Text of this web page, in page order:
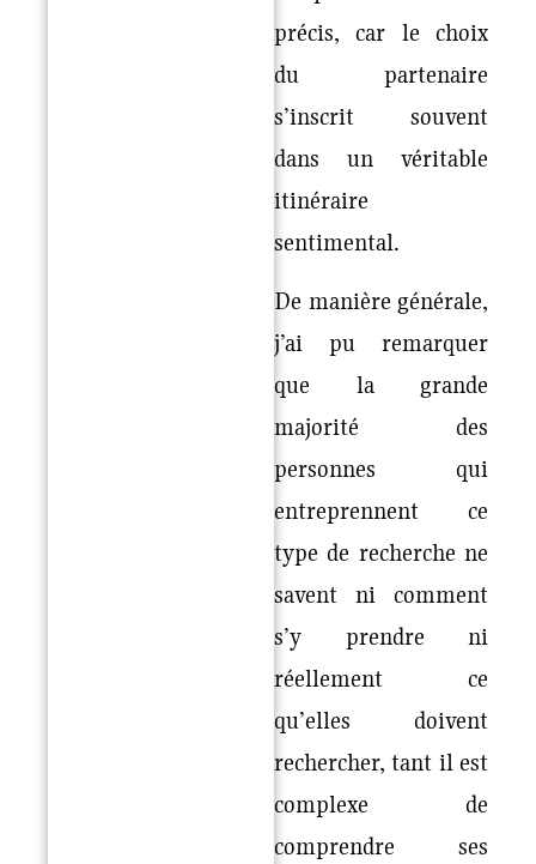
précis, car le choix
du partenaire
s’inscrit souvent
dans un véritable
itinéraire
sentimental.
De manière générale,
j’ai pu remarquer
que la grande
majorité des
personnes qui
entreprennent ce
type de recherche ne
savent ni comment
s’y prendre ni
réellement ce
qu’elles doivent
rechercher, tant il est
complexe de
comprendre ses